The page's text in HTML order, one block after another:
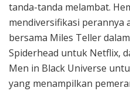
tanda-tanda melambat.
mendiversifikasi
bersama Miles Teller
Spiderhead untuk Netflix,
Men in Black Universe
yang menampilkan